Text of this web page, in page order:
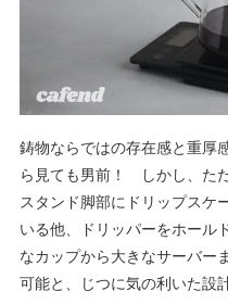
鋳物ならではの存在感と重厚
ら見ても男前！ しかし、た
スタンド脚部にドリップスケ
いる他、ドリッパーをホール
なカップから大きなサーバー
可能と、じつに気の利いた設